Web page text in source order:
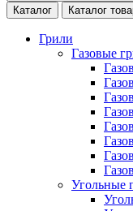
Каталог Каталог
Грили
Газовые
Угольные